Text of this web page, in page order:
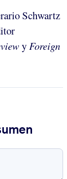
Schwartz
yForeign